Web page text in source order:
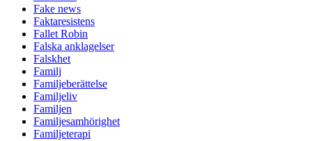
Fake news
Faktaresistens
Fallet Robin
Falska anklagelser
Falskhet
Familj
Familjeberättelse
Familjeliv
Familjen
Familjesamhörighet
Familjeterapi